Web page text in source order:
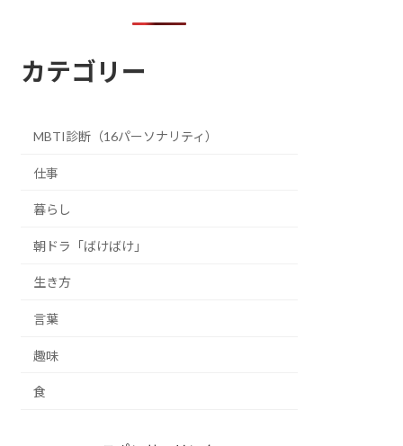
カテゴリー
MBTI診断（16パーソナリティ）
仕事
暮らし
朝ドラ「ばけばけ」
生き方
言葉
趣味
食